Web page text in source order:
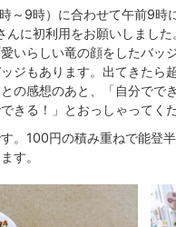
～9時）に合わせて午前9時
んに初利用をお願いしまし
いらしい竜の顔をしたバッ
ジもあります。出てきたら
の感想のあと、「自分でで
きる！」とおっしゃってく
。100円の積み重ねで能登
す。